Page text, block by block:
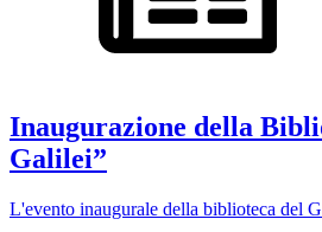
Inaugurazione della
Galilei”
L'evento inaugurale della biblioteca del